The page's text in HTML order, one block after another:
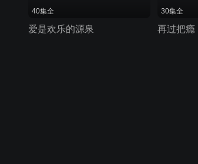
40集全
爱是欢乐的源泉
30集全
再过把瘾